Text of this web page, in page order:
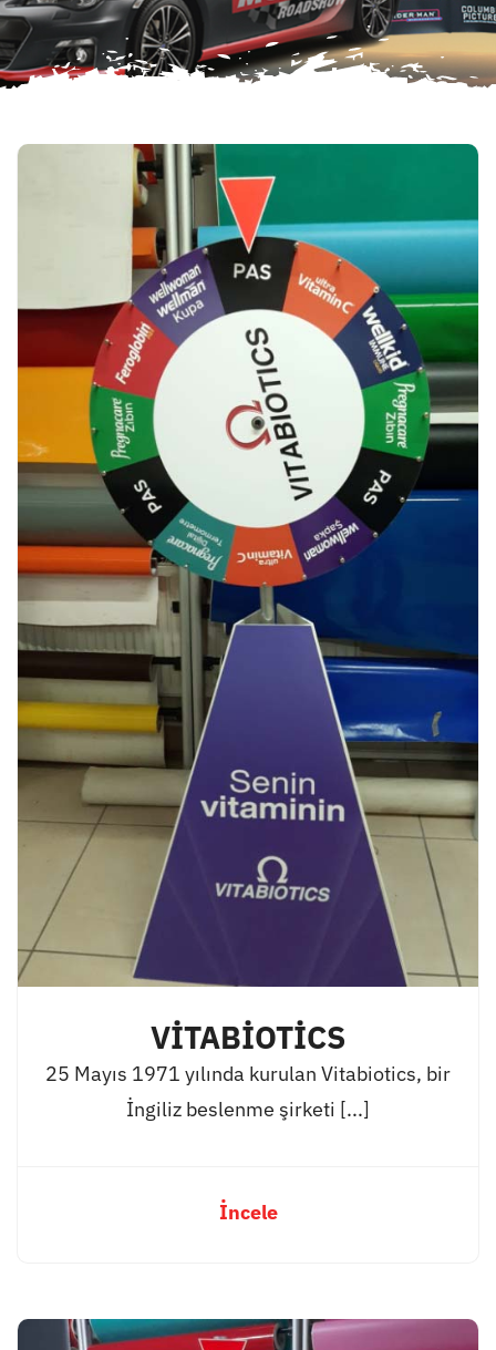
VİTABİOTİCS
25 Mayıs 1971 yılında kurulan Vitabiotics, bir
İngiliz beslenme şirketi [...]
İncele